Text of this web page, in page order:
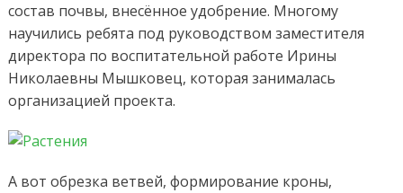
состав почвы, внесённое удобрение. Многому
научились ребята под руководством заместителя
директора по воспитательной работе Ирины
Николаевны Мышковец, которая занималась
организацией проекта.
А вот обрезка ветвей, формирование кроны,